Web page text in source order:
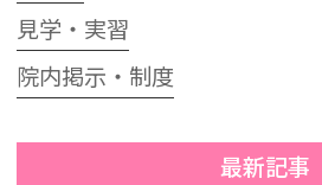
見学・実習
院内掲示・制度
最新記事